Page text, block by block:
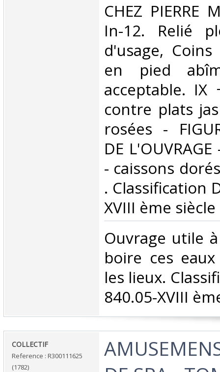
‎CHEZ PIERRE
In-12. Relié
d'usage,
en pied
acceptable.
contre plats
rosées -
DE
- caissons
. Classification
XVIII ème siècle‎
‎Ouvrage utile
boire ces
les lieux.
840.05-XVIII
‎COLLECTIF‎
Reference : R300111625
(1782)